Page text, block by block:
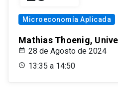
Microeconomía Aplicada
Mathias Thoenig,
28 de Agosto de 2024
13:35 a 14:50